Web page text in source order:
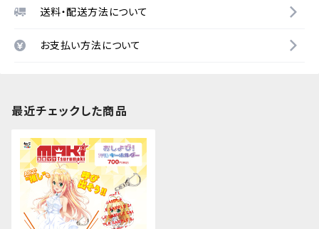
送料・配送方法について
お支払い方法について
最近チェックした商品